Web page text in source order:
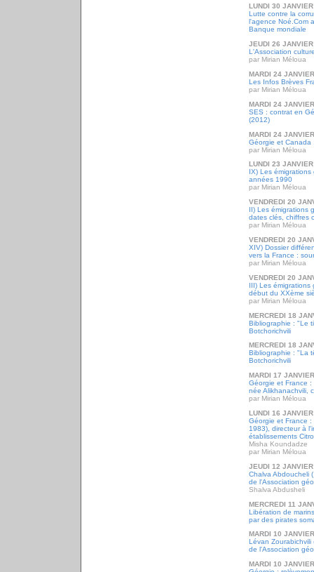
LUNDI 30
Lutte contre la
l'agence Noé.Com
Banque mondiale
JEUDI 26
L'Association
par Mirian Méloua
MARDI 24
Les Infos Brèves
par Mirian Méloua
MARDI 24
SES : contrat en
(2012)
MARDI 24
Géorgie et Canada
par Mirian Méloua
LUNDI 23
IX) Les
années 1990
par Mirian Méloua
VENDREDI 20
II) Les émigrations
dates clés, chiffres
par Mirian Méloua
VENDREDI 20
XIV) Dossier
vers la France :
par Mirian Méloua
VENDREDI 20
III) Les émigrations
début du XXème
par Mirian Méloua
MERCREDI 18
Bibliographie : "Le
Botchorichvili
MERCREDI 18
Bibliographie : "La
Botchorichvili
MARDI 17
Géorgie et France :
née Alikhanachvili,
par Mirian Méloua
LUNDI 16
Géorgie et France
1983), directeur à
établissements
Misha Koundadze
par Mirian Méloua
JEUDI 12
Chalva Abdoucheli
de l'Association
Shalva Abdusheli
MERCREDI 11
Libération de
par des pirates
MARDI 10
Lévan
de l'Association
MARDI 10